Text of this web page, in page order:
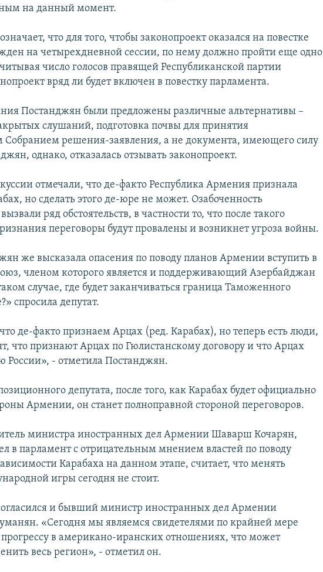
на данный момент.
что для того, чтобы законопроект оказался на повестке
на четырехдневной сессии, по нему должно пройти еще одно
число голосов правящей Республиканской партии
вряд ли будет включен в повестку парламента.
Постанджян были предложены различные альтернативы –
слушаний, подготовка почвы для принятия
решения-заявления, а не документа, имеющего силу
однако, отказалась отзывать законопроект.
отмечали, что де-факто Республика Армения признала
но сделать этого де-юре не может. Озабоченность
ряд обстоятельств, в частности то, что после такого
переговоры будут провалены и возникнет угроза войны.
же высказала опасения по поводу планов Армении вступить в
членом которого является и поддерживающий Азербайджан
случае, где будет заканчиваться граница Таможенного
спросила депутат.
де-факто признаем Арцах (ред. Карабах), но теперь есть люди,
что признают Арцах по Гюлистанскому договору и что Арцах
России», - отметила Постанджян.
депутата, после того, как Карабах будет официально
Армении, он станет полноправной стороной переговоров.
министра иностранных дел Армении Шаварш Кочарян,
в парламент с отрицательным мнением властей по поводу
Карабаха на данном этапе, считает, что менять
игры сегодня не стоит.
и бывший министр иностранных дел Армении
«Сегодня мы являемся свидетелями по крайней мере
в американо-иранских отношениях, что может
весь регион», - отметил он.